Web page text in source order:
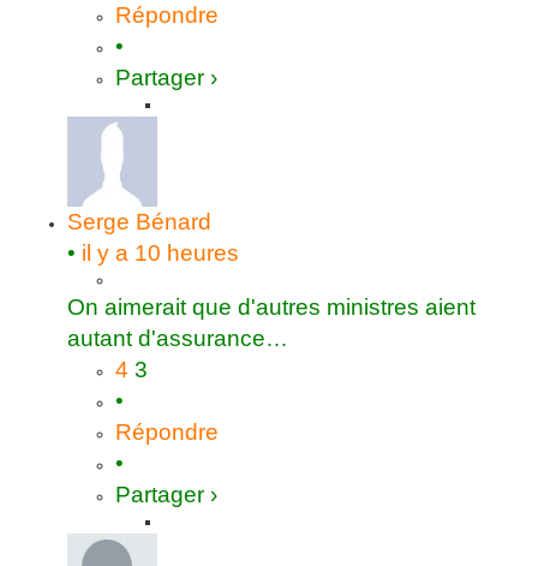
Répondre
•
Partager ›
Serge Bénard
• il y a 10 heures
On aimerait que d'autres ministres aient
autant d'assurance…
4 3
•
Répondre
•
Partager ›